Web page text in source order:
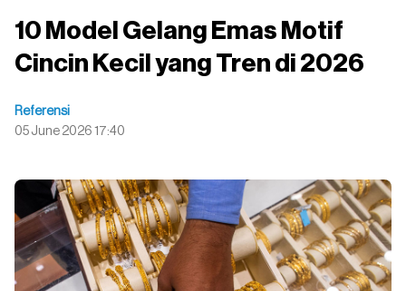
10 Model Gelang Emas Motif
Cincin Kecil yang Tren di 2026
Referensi
05 June 2026 17:40